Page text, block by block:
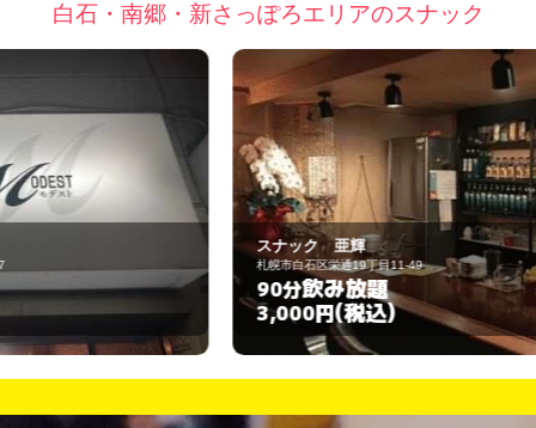
白石・南郷・新さっぽろエリアのスナック
90分飲み放題
3,000円(税込)
札